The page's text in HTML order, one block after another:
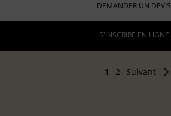
DEMANDER UN DEVIS
S'INSCRIRE EN LIGNE
1 2 Suivant